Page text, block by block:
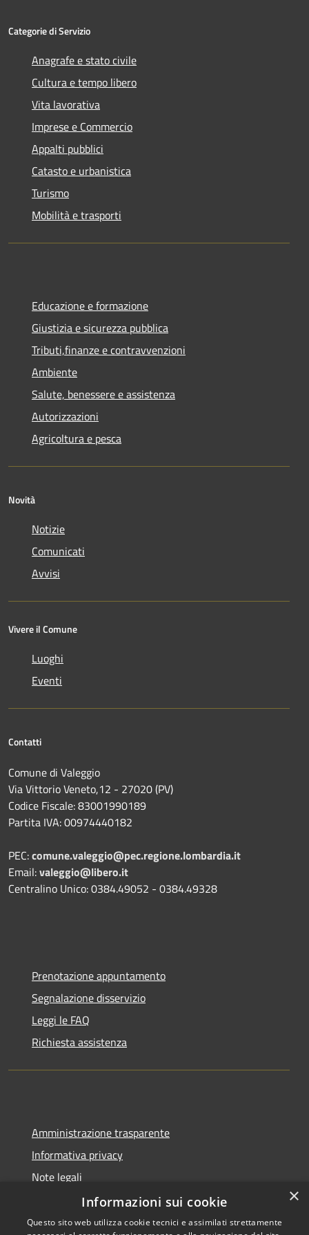
Categorie di Servizio
Anagrafe e stato civile
Cultura e tempo libero
Vita lavorativa
Imprese e Commercio
Appalti pubblici
Catasto e urbanistica
Turismo
Mobilità e trasporti
Educazione e formazione
Giustizia e sicurezza pubblica
Tributi,finanze e contravvenzioni
Ambiente
Salute, benessere e assistenza
Autorizzazioni
Agricoltura e pesca
Novità
Notizie
Comunicati
Avvisi
Vivere il Comune
Luoghi
Eventi
Contatti
Comune di Valeggio
Via Vittorio Veneto,12 - 27020 (PV)
Codice Fiscale: 83001990189
Partita IVA: 00974440182
PEC:comune.valeggio@pec.regione.lombardia.it
Email:valeggio@libero.it
Centralino Unico: 0384.49052 - 0384.49328
Prenotazione appuntamento
Segnalazione disservizio
Leggi le FAQ
Richiesta assistenza
Amministrazione trasparente
Informativa privacy
Note legali
Dichiarazione di accessibilità
×
Informazioni sui cookie
Questo sito web utilizza cookie tecnici e assimilati strettamente